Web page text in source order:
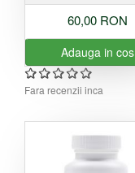
60,00 RON
Adauga in cos
Fara recenzii inca